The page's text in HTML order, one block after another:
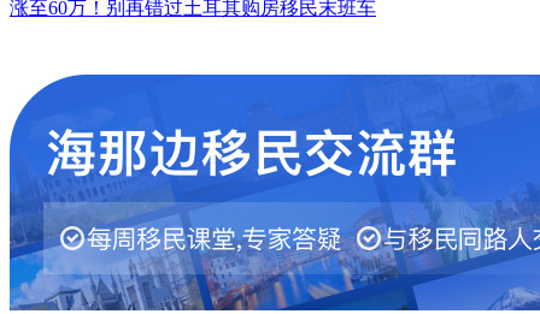
涨至60万！别再错过土耳其购房移民末班车